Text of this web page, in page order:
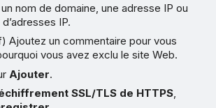
nom de domaine, une adresse IP ou
IP.
Ajoutez un commentaire pour vous
vous avez exclu le site Web.
Ajouter.
SSL/TLS de HTTPS,